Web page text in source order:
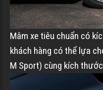
Mâm xe tiêu chuẩn có
khách hàng có thể lựa
M Sport) cùng kích